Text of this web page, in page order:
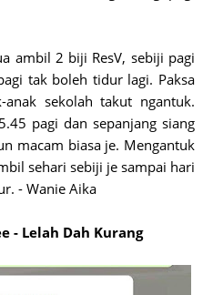
ambil 2 biji ResV, sebiji pagi
tak boleh tidur lagi. Paksa
sekolah takut ngantuk.
pagi dan sepanjang siang
macam biasa je. Mengantuk
sehari sebiji je sampai hari
- Wanie Aika
- Lelah Dah Kurang